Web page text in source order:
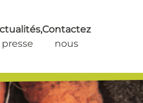
presse
Contactez
nous